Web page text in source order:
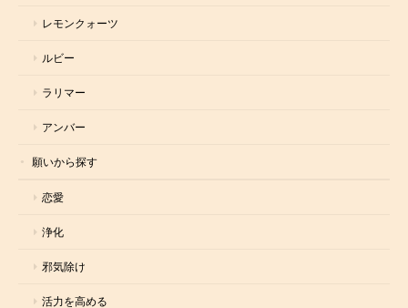
レモンクォーツ
ルビー
ラリマー
アンバー
願いから探す
恋愛
浄化
邪気除け
活力を高める